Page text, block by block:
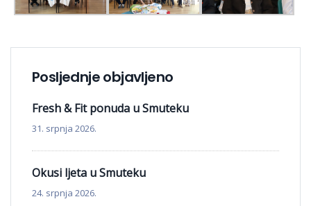
Posljednje objavljeno
Fresh & Fit ponuda u Smuteku
31. srpnja 2026.
Okusi ljeta u Smuteku
24. srpnja 2026.